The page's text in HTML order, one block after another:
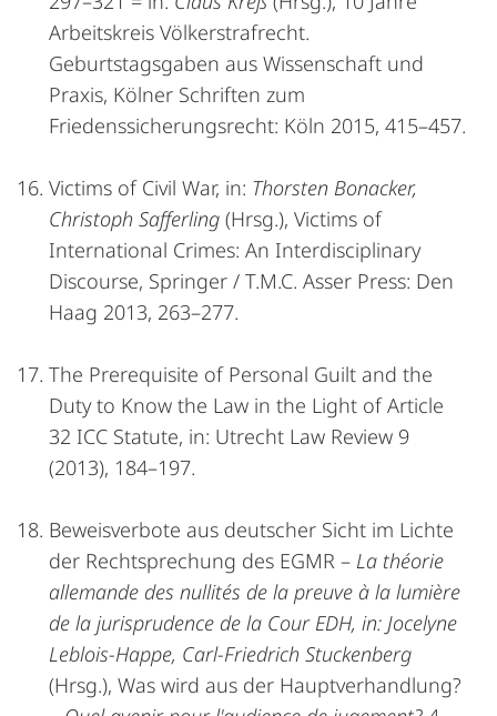
Arbeitskreis Völkerstrafrecht.
Geburtstagsgaben aus Wissenschaft und
Praxis, Kölner Schriften zum
Friedenssicherungsrecht: Köln 2015, 415–457.
Victims of Civil War, in: Thorsten Bonacker,
Christoph Safferling (Hrsg.), Victims of
International Crimes: An Interdisciplinary
Discourse, Springer / T.M.C. Asser Press: Den
Haag 2013, 263–277.
The Prerequisite of Personal Guilt and the
Duty to Know the Law in the Light of Article
32 ICC Statute, in: Utrecht Law Review 9
(2013), 184–197.
Beweisverbote aus deutscher Sicht im Lichte
der Rechtsprechung des EGMR – La théorie
allemande des nullités de la preuve à la lumière
de la jurisprudence de la Cour EDH, in: Jocelyne
Leblois-Happe, Carl-Friedrich Stuckenberg
(Hrsg.), Was wird aus der Hauptverhandlung?